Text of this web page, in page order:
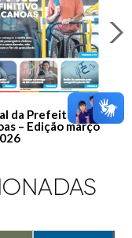
da Prefeitura de
– Edição março